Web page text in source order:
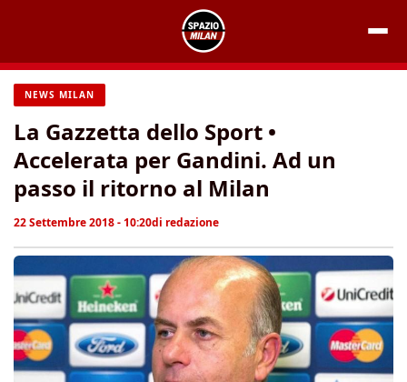
contenuto
NEWS MILAN
La Gazzetta dello Sport •
Accelerata per Gandini. Ad un
passo il ritorno al Milan
22 Settembre 2018 - 10:20di redazione